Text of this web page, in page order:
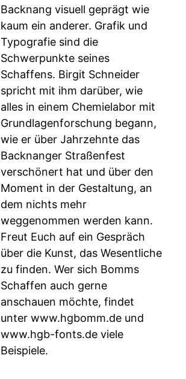
Backnang visuell geprägt wie
kaum ein anderer. Grafik und
Typografie sind die
Schwerpunkte seines
Schaffens. Birgit Schneider
spricht mit ihm darüber, wie
alles in einem Chemielabor mit
Grundlagenforschung begann,
wie er über Jahrzehnte das
Backnanger Straßenfest
verschönert hat und über den
Moment in der Gestaltung, an
dem nichts mehr
weggenommen werden kann.
Freut Euch auf ein Gespräch
über die Kunst, das Wesentliche
zu finden. Wer sich Bomms
Schaffen auch gerne
anschauen möchte, findet
unter www.hgbomm.de und
www.hgb-fonts.de viele
Beispiele.